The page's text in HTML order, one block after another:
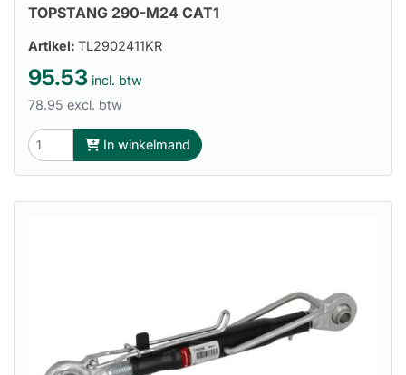
TOPSTANG 290-M24 CAT1
Artikel: TL2902411KR
95.53 incl. btw
78.95 excl. btw
In winkelmand